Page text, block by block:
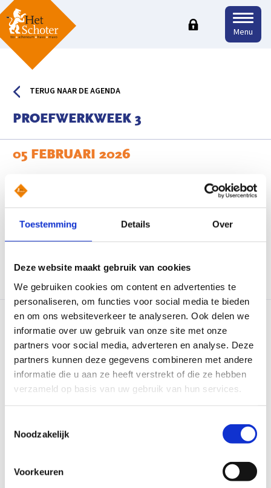
Toestemming Details Over
Deze website maakt gebruik van cookies
We gebruiken cookies om content en advertenties te
personaliseren, om functies voor social media te bieden
en om ons websiteverkeer te analyseren. Ook delen we
informatie over uw gebruik van onze site met onze
partners voor social media, adverteren en analyse. Deze
partners kunnen deze gegevens combineren met andere
informatie die u aan ze heeft verstrekt of die ze hebben
verzameld op basis van uw gebruik van hun services.
Noodzakelijk
Voorkeuren
Menu
TERUG NAAR DE AGENDA
PROEFWERKWEEK 3
05 FEBRUARI 2026
ADRESGEGEVENS